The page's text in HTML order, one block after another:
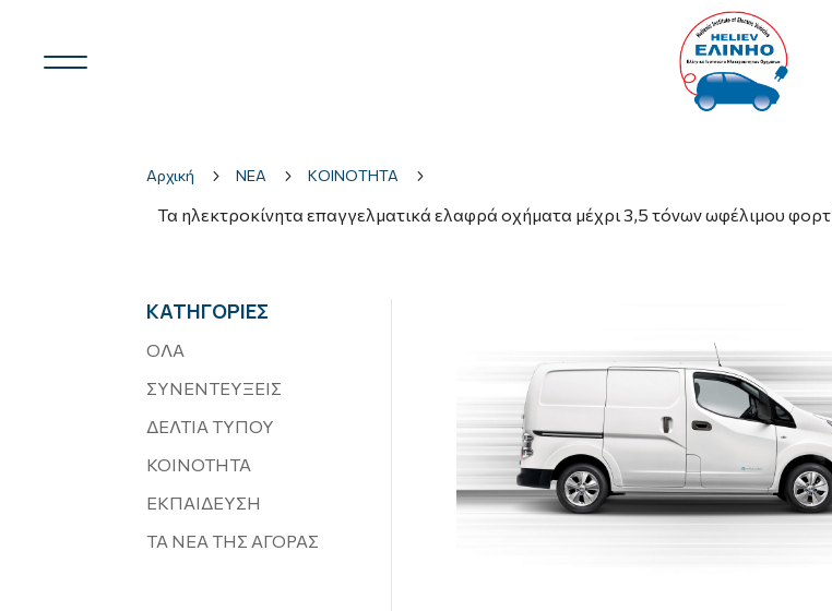
Αρχική 5 ΝΕΑ 5 ΚΟΙΝΟΤΗΤΑ 5
Τα ηλεκτροκίνητα επαγγελματικά ελαφρά οχήματα μέχρι 3,5 τόνων ωφέλιμου
ΚΑΤΗΓΟΡΙΕΣ
ΟΛΑ
ΣΥΝΕΝΤΕΥΞΕΙΣ
ΔΕΛΤΙΑ ΤΥΠΟΥ
ΚΟΙΝΟΤΗΤΑ
ΕΚΠΑΙΔΕΥΣΗ
ΤΑ ΝΕΑ ΤΗΣ ΑΓΟΡΑΣ